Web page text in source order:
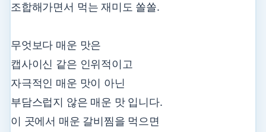
조합해가면서 먹는 재미도 쏠쏠.
무엇보다 매운 맛은
캡사이신 같은 인위적이고
자극적인 매운 맛이 아닌
부담스럽지 않은 매운 맛 입니다.
이 곳에서 매운 갈비찜을 먹으면